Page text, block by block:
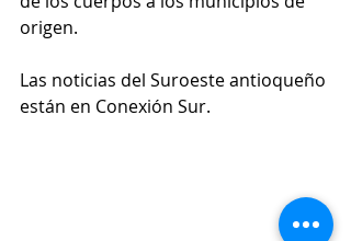
origen.
Las noticias del Suroeste antioqueño
están en Conexión Sur.